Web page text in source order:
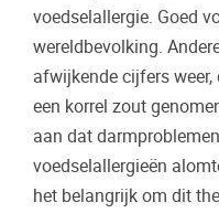
voedselallergie. Goed
wereldbevolking.
afwijkende cijfers
een korrel zout
aan dat
voedselallergieën
het belangrijk om dit